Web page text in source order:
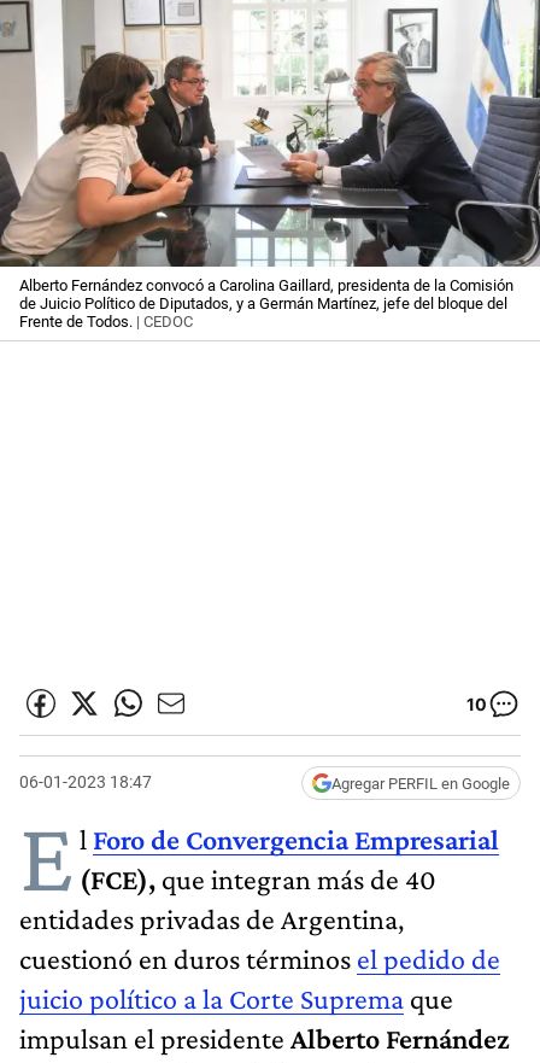
Alberto Fernández convocó a Carolina Gaillard, presidenta de la Comisión
de Juicio Político de Diputados, y a Germán Martínez, jefe del bloque del
Frente de Todos. | CEDOC
10
06-01-2023 18:47 Agregar PERFIL en Google
E l Foro de Convergencia Empresarial
(FCE), que integran más de 40
entidades privadas de Argentina,
cuestionó en duros términos el pedido de
juicio político a la Corte Suprema que
impulsan el presidente Alberto Fernández